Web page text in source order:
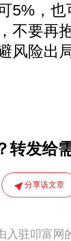
5%，
不要再
风险出
转发给
分享该文章
入驻叩富网